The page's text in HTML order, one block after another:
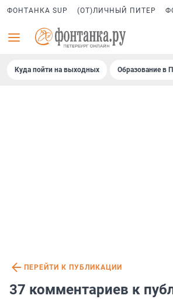
ФОНТАНКА SUP (ОТ)ЛИЧНЫЙ ПИТЕР
Куда пойти на выходных Образование в
ПЕРЕЙТИ К ПУБЛИКАЦИИ
37 комментариев к